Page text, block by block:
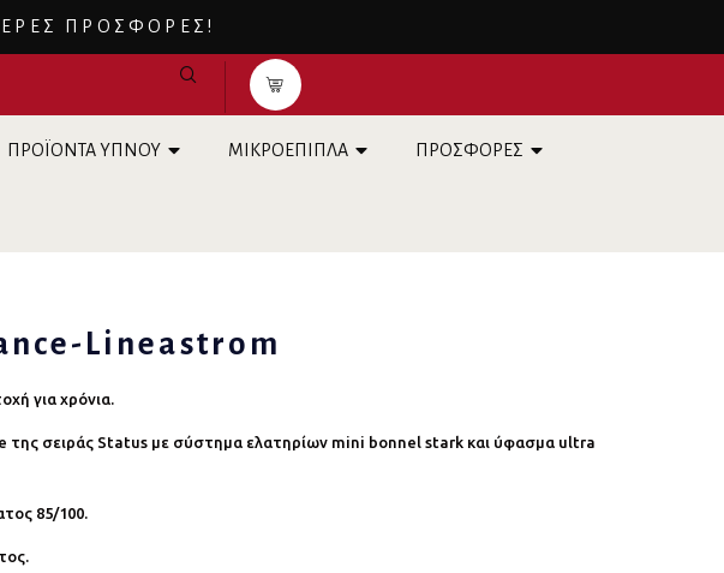
ΠΡΟΣΦΟΡΕΣ!
ΠΡΟΪΟΝΤΑ ΥΠΝΟΥ ΜΙΚΡΟΕΠΙΠΛΑ ΠΡΟΣΦΟΡΕΣ
Lineastrom
για χρόνια.
της σειράς Status με σύστημα ελατηρίων mini bonnel stark και ύφασμα ultra
85/100.